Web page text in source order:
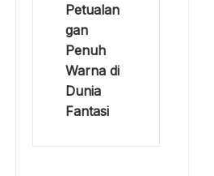
Petualan
gan
Penuh
Warna di
Dunia
Fantasi